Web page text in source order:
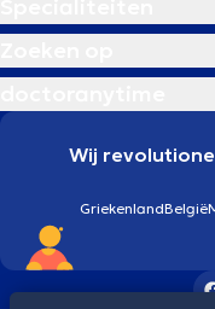
Wij
GriekenlandBelgië